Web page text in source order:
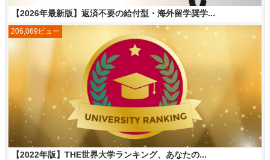
【2026年最新版】返済不要の給付型・海外留学奨学...
【2022年版】THE世界大学ランキング、あなたの...
206,069ビュー